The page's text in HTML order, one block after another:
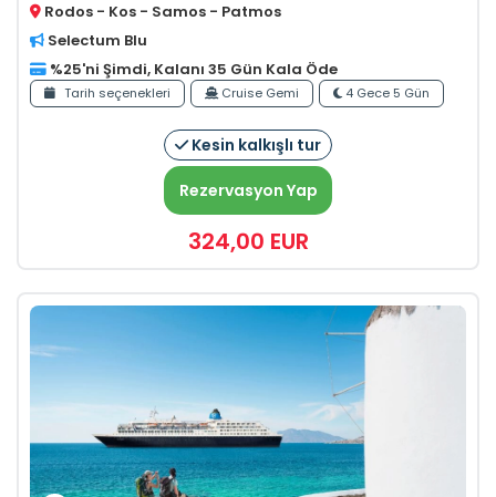
Rodos - Kos - Samos - Patmos
Selectum Blu
%25'ni Şimdi, Kalanı 35 Gün Kala Öde
Tarih seçenekleri Cruise Gemi 4 Gece 5 Gün
Kesin kalkışlı tur
Rezervasyon Yap
324,00 EUR